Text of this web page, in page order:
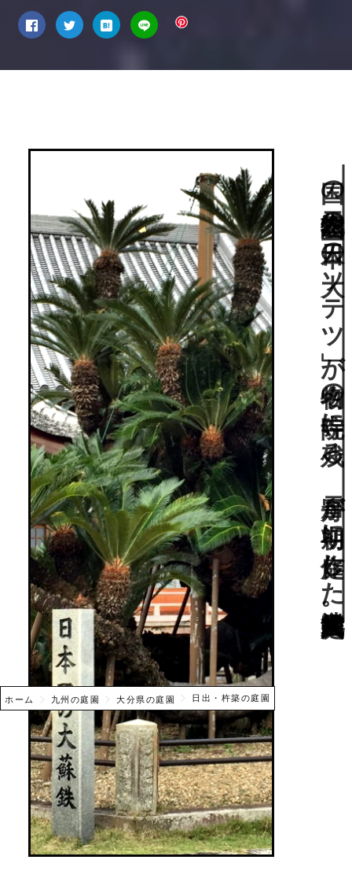
ホーム 九州の庭園 大分県の庭園 日出・杵築の庭園
国の天然記念物の「日本一の大ソテツ」が名物の寺院に残る、雪舟が初期に作庭した池泉鑑賞式庭園。